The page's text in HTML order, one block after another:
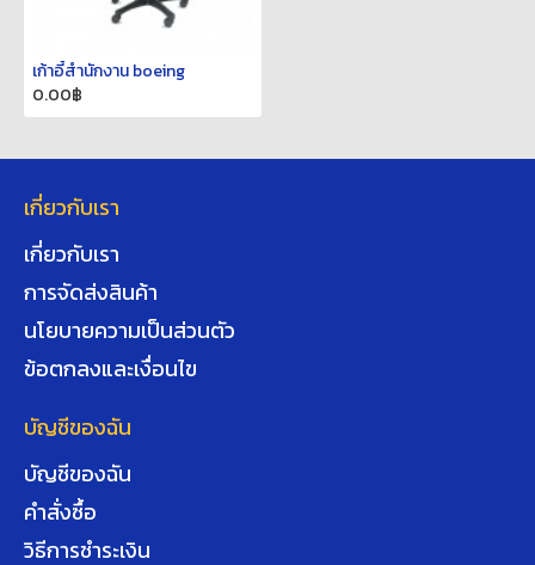
เก้าอี้สำนักงาน boeing
0.00฿
เกี่ยวกับเรา
เกี่ยวกับเรา
การจัดส่งสินค้า
นโยบายความเป็นส่วนตัว
ข้อตกลงและเงื่อนไข
บัญชีของฉัน
บัญชีของฉัน
คำสั่งซื้อ
วิธีการชำระเงิน